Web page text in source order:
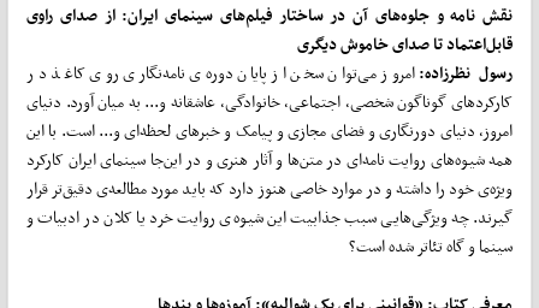
نقش نامه و جلوه‌های آن در ساختار فیلم‌های سینمای ایران: از صدای راوی
قابل‌اعتماد تا صدای خاموش دیگری
رسول نظرزاده:امروز می‌توان سخن از پایان دوره‌ی نامه‌نگاری روی کاغذ در
کارکردهای گوناگون شخصی، اجتماعی، خانوادگی، عاشقانه و... به میان آورد. دنیای
امروز، دنیای دورنگاری و فضای مجازی و پیامک و خبرهای لحظه‌ای و... است. با این
همه شیوه‌های روایت نامه‌ای در متن‌ها و آثار هنری و در این‌جا سینمای ایران کارکرد
ویژه‌ی خود را داشته و در موارد خاصی هنوز دارد که باید مورد مطالعه‌ی دقیق‌تر قرار
گیرند. چه ویژگی‌هایی سبب جذابیت این شیوه‌ی روایت خرد یا کلان در ادبیات و
سینما و گاه تئاتر شده است؟